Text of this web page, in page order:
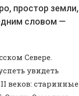
простор земли,
словом —
Севере.
увидеть
веков: старинные